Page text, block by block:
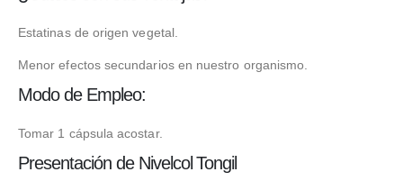
Estatinas de origen vegetal.
Menor efectos secundarios en nuestro organismo.
Modo de Empleo:
Tomar 1 cápsula acostar.
Presentación de Nivelcol Tongil